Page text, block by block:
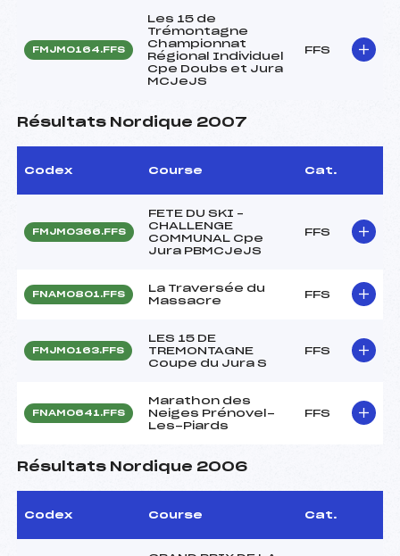
FMJM0164.FFS
Les 15 de
Trémontagne
Championnat
Régional Individuel
Cpe Doubs et Jura
MCJeJS
FFS
Résultats Nordique 2007
Codex Course Cat.
FMJM0366.FFS
FETE DU SKI –
CHALLENGE
COMMUNAL Cpe
Jura PBMCJeJS
FFS
FNAM0801.FFS
La Traversée du
Massacre
FFS
FMJM0163.FFS
LES 15 DE
TREMONTAGNE
Coupe du Jura S
FFS
FNAM0641.FFS
Marathon des
Neiges Prénovel-
Les-Piards
FFS
Résultats Nordique 2006
Codex Course Cat.